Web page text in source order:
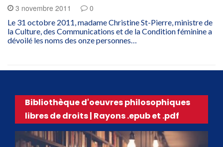
3 novembre 2011 0
Le 31 octobre 2011, madame Christine St-Pierre, ministre de
la Culture, des Communications et de la Condition féminine a
dévoilé les noms des onze personnes…
Bibliothèque d'oeuvres philosophiques
libres de droits | Rayons .epub et .pdf